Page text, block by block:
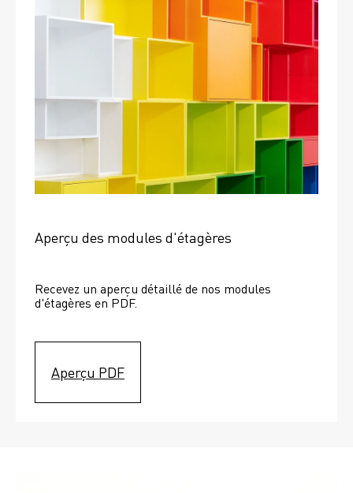
Aperçu des modules d'étagères
Recevez un aperçu détaillé de nos modules
d'étagères en PDF.
Aperçu PDF